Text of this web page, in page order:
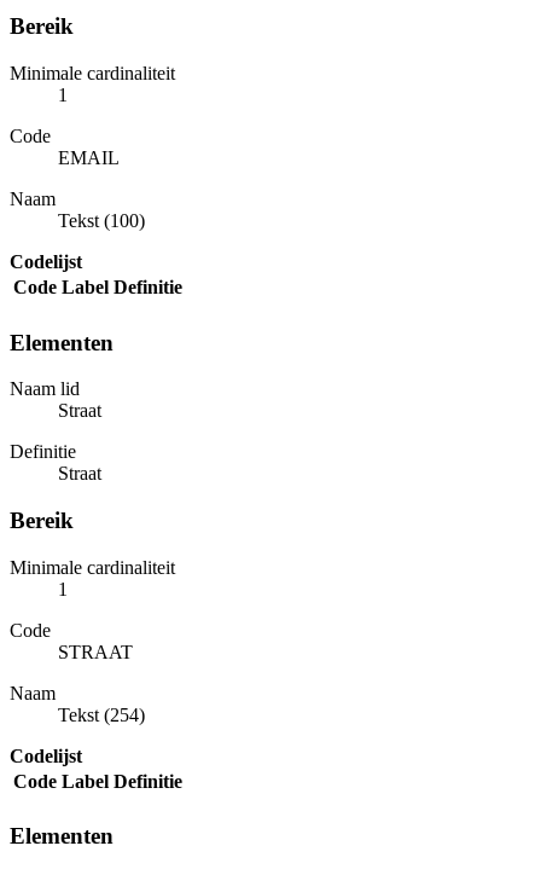
Bereik
Minimale cardinaliteit
1
Code
EMAIL
Naam
Tekst (100)
Codelijst
Code Label Definitie
Elementen
Naam lid
Straat
Definitie
Straat
Bereik
Minimale cardinaliteit
1
Code
STRAAT
Naam
Tekst (254)
Codelijst
Code Label Definitie
Elementen